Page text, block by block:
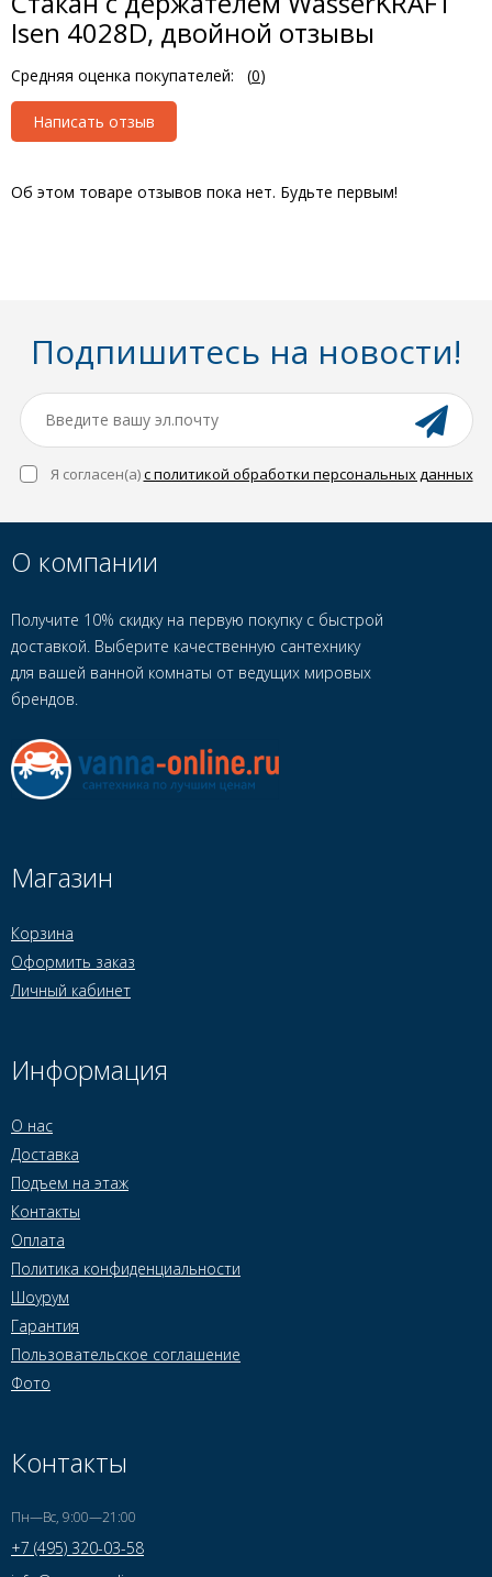
Isen 4028D, двойной отзывы
Средняя оценка покупателей: (0)
Написать отзыв
Об этом товаре отзывов пока нет. Будьте первым!
Подпишитесь на новости!
Я согласен(a)с политикой обработки персональных данных
О компании
Получите 10% скидку на первую покупку с быстрой
доставкой. Выберите качественную сантехнику
для вашей ванной комнаты от ведущих мировых
брендов.
Магазин
Корзина
Оформить заказ
Личный кабинет
Информация
О нас
Доставка
Подъем на этаж
Контакты
Оплата
Политика конфиденциальности
Шоурум
Гарантия
Пользовательское соглашение
Фото
Контакты
Пн—Вс, 9:00—21:00
+7 (495) 320-03-58